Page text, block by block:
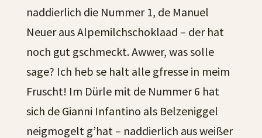
naddierlich die Nummer 1, de Manuel
Neuer aus Alpemilchschoklaad – der hat
noch gut gschmeckt. Awwer, was solle
sage? Ich heb se halt alle gfresse in meim
Fruscht! Im Dürle mit de Nummer 6 hat
sich de Gianni Infantino als Belzeniggel
neigmogelt g’hat – naddierlich aus weißer